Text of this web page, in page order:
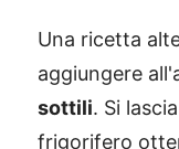
Una ricetta
aggiungere
sottili. Si
frigorifero